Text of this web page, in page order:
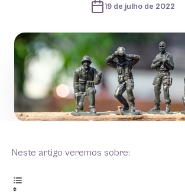
19 de julho de 2022
Neste artigo veremos sobre: